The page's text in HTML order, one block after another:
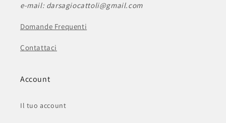
e-mail: darsagiocattoli@gmail.com
Domande Frequenti
Contattaci
Account
Il tuo account